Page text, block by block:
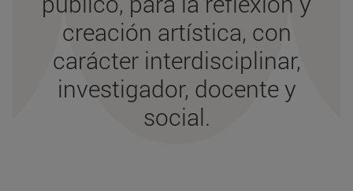
creación artística, con
carácter interdisciplinar,
investigador, docente y
social.